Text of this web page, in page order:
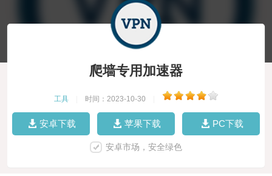
爬墙专用加速器
工具 时间：2023-10-30
安卓下载 苹果下载 PC下载
安卓市场，安全绿色